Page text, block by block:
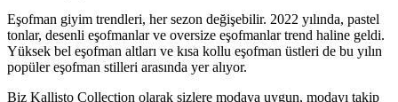
Eşofman giyim trendleri, her sezon değişebilir. 2022 yılında, pastel
tonlar, desenli eşofmanlar ve oversize eşofmanlar trend haline geldi.
Yüksek bel eşofman altları ve kısa kollu eşofman üstleri de bu yılın
popüler eşofman stilleri arasında yer alıyor.
Biz Kallisto Collection olarak sizlere modaya uygun, modayı takip